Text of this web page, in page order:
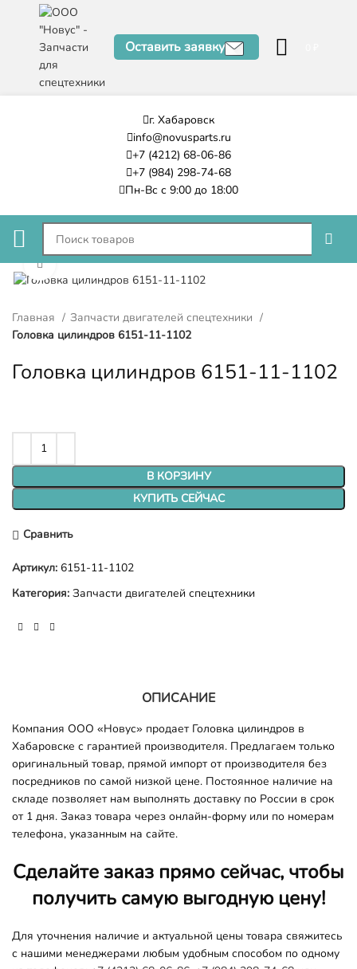
Оставить заявку
г. Хабаровск
info@novusparts.ru
+7 (4212) 68-06-86
+7 (984) 298-74-68
Пн-Вс с 9:00 до 18:00
Нажмите, чтобы увеличить
Главная
Запчасти двигателей спецтехники
Головка цилиндров 6151-11-1102
Головка цилиндров 6151-11-1102
В КОРЗИНУ
КУПИТЬ СЕЙЧАС
Сравнить
Артикул: 6151-11-1102
Категория: Запчасти двигателей спецтехники
ОПИСАНИЕ
Компания ООО «Новус» продает Головка цилиндров в
Хабаровске с гарантией производителя. Предлагаем только
оригинальный товар, прямой импорт от производителя без
посредников по самой низкой цене. Постоянное наличие на
складе позволяет нам выполнять доставку по России в срок
от 1 дня. Заказ товара через онлайн-форму или по номерам
телефона, указанным на сайте.
Сделайте заказ прямо сейчас, чтобы
получить самую выгодную цену!
Для уточнения наличие и актуальной цены товара свяжитесь
с нашими менеджерами любым удобным способом по одному